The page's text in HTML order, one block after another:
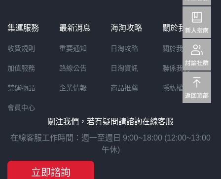
集運服務
收費規則
加值服務
禁運物品
會員中心
最新消息
重要通知
路線公告
企業情報
海淘攻略
日淘攻略
日淘資訊
商品推薦
關於我們
關於我們
聯係我們
隱私權聲明
關注我們，若有疑問請諮詢在線客服
在線客服工作時間：週一至週日 9:00~18:00 (12:00~13:00
午休)
立即諮詢